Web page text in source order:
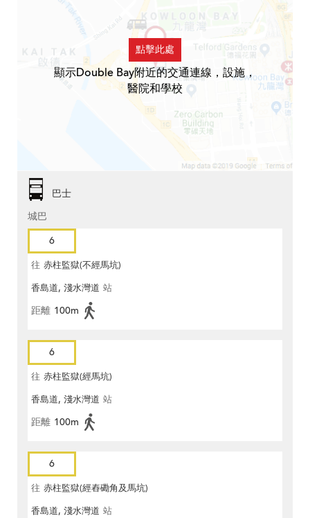
點擊此處
顯示Double Bay附近的交通連線，設施，
醫院和學校
巴士
城巴
6
往 赤柱監獄(不經馬坑)
香島道, 淺水灣道 站
距離 100m
6
往 赤柱監獄(經馬坑)
香島道, 淺水灣道 站
距離 100m
6
往 赤柱監獄(經舂磡角及馬坑)
香島道, 淺水灣道 站